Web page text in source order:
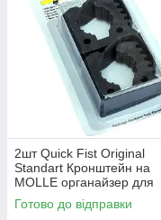
2шт Quick Fist Оriginal
Standart Кронштейн на
MOLLE органайзер для
лопат сокир Fiskars
Блістерна упаковка
Готово до відправки